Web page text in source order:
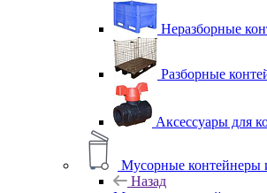
Неразборные
Разборные
Аксессуары для
Мусорные контейнеры
Назад